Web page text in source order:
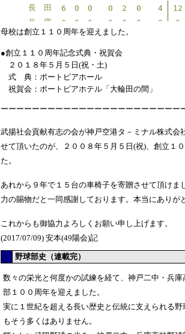
母校は創立１１０周年を迎えました。
●創立１１０周年記念式典・祝賀会
２０１８年５月５日 (祝・土)
式 典：ポートピアホール
祝賀会：ポートピアホテル「大輪田の間」
ーーーーーーーーーーーーーーーーーーーーーーー
武揚社会貢献有志の会が神戸空港タ－ミナル株式会
せて頂いたのが、２００８年５月５日 (祝)、創立１
た。
あれから９年で１５台の車椅子を寄贈させて頂けま
力の賜物だと一同感謝しております。本当にありが
これからも御協力よろしくお願い申し上げます。
(2017/07/09) 安本(49陽会)記
野球部史（連載完）
数々の栄光と何度かの試練を経て、神戸二中・兵
部１００周年を迎えました。
実に１世紀を超える長い歴史と伝統に支えられる
もそう多くはありません。